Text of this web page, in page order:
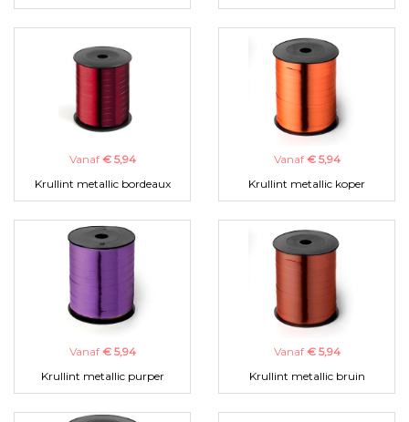
Vanaf € 5,94
Krullint metallic bordeaux
Vanaf € 5,94
Krullint metallic koper
Vanaf € 5,94
Krullint metallic purper
Vanaf € 5,94
Krullint metallic bruin